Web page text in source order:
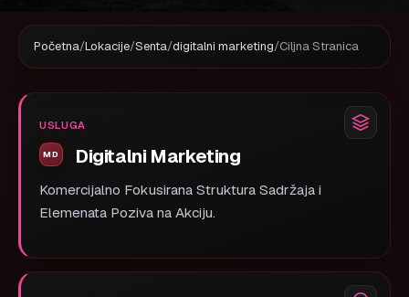
Početna/Lokacije/Senta/digitalni marketing/Ciljna Stranica
USLUGA
Digitalni Marketing
Komercijalno Fokusirana Struktura Sadržaja i
Elemenata Poziva na Akciju.